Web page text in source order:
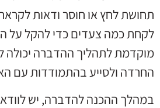
תחושת לחץ או חוסר ודאות
לקחת כמה צעדים כדי להקל על
מוקדמת לתהליך ההדברה
החרדה ולסייע בהתמודדות עם
במהלך ההכנה להדברה, יש לוודא